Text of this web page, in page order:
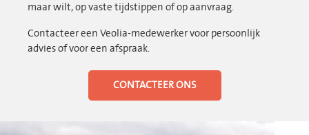
maar wilt, op vaste tijdstippen of op aanvraag.
Contacteer een Veolia-medewerker voor persoonlijk
advies of voor een afspraak.
CONTACTEER ONS